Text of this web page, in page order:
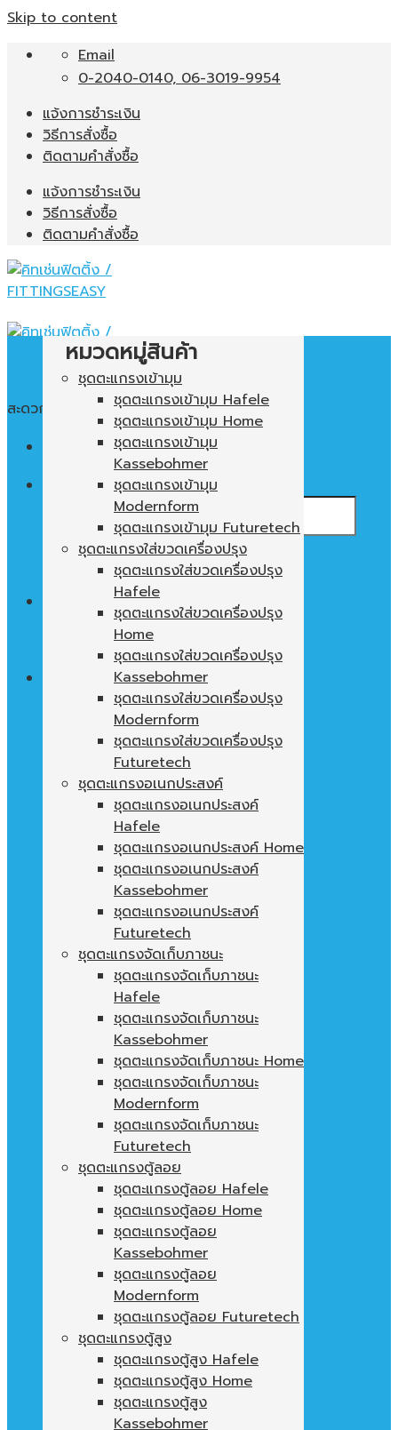
Skip to content
Email
0-2040-0140, 06-3019-9954
แจ้งการชำระเงิน
วิธีการสั่งซื้อ
ติดตามคำสั่งซื้อ
แจ้งการชำระเงิน
วิธีการสั่งซื้อ
ติดตามคำสั่งซื้อ
สะดวก ใช้งานง่าย พื้นที่ในตู้ไม่เปล่าประโยชน์
ไม่มีสินค้าในตะกร้า
ตะกร้าสินค้า
ไม่มีสินค้าในตะกร้า
หมวดหมู่สินค้า
ชุดตะแกรงเข้ามุม
ชุดตะแกรงเข้ามุม Hafele
ชุดตะแกรงเข้ามุม Home
ชุดตะแกรงเข้ามุม
Kassebohmer
ชุดตะแกรงเข้ามุม
Modernform
ชุดตะแกรงเข้ามุม Futuretech
ชุดตะแกรงใส่ขวดเครื่องปรุง
ชุดตะแกรงใส่ขวดเครื่องปรุง
Hafele
ชุดตะแกรงใส่ขวดเครื่องปรุง
Home
ชุดตะแกรงใส่ขวดเครื่องปรุง
Kassebohmer
ชุดตะแกรงใส่ขวดเครื่องปรุง
Modernform
ชุดตะแกรงใส่ขวดเครื่องปรุง
Futuretech
ชุดตะแกรงอเนกประสงค์
ชุดตะแกรงอเนกประสงค์
Hafele
ชุดตะแกรงอเนกประสงค์ Home
ชุดตะแกรงอเนกประสงค์
Kassebohmer
ชุดตะแกรงอเนกประสงค์
Futuretech
ชุดตะแกรงจัดเก็บภาชนะ
ชุดตะแกรงจัดเก็บภาชนะ
Hafele
ชุดตะแกรงจัดเก็บภาชนะ
Kassebohmer
ชุดตะแกรงจัดเก็บภาชนะ Home
ชุดตะแกรงจัดเก็บภาชนะ
Modernform
ชุดตะแกรงจัดเก็บภาชนะ
Futuretech
ชุดตะแกรงตู้ลอย
ชุดตะแกรงตู้ลอย Hafele
ชุดตะแกรงตู้ลอย Home
ชุดตะแกรงตู้ลอย
Kassebohmer
ชุดตะแกรงตู้ลอย
Modernform
ชุดตะแกรงตู้ลอย Futuretech
ชุดตะแกรงตู้สูง
ชุดตะแกรงตู้สูง Hafele
ชุดตะแกรงตู้สูง Home
ชุดตะแกรงตู้สูง
Kassebohmer